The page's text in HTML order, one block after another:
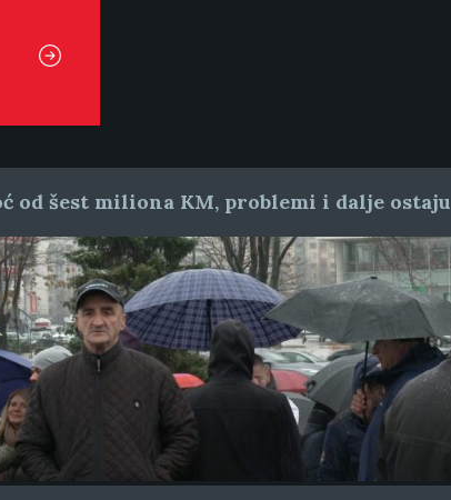
od šest miliona KM, problemi i dalje ostaju